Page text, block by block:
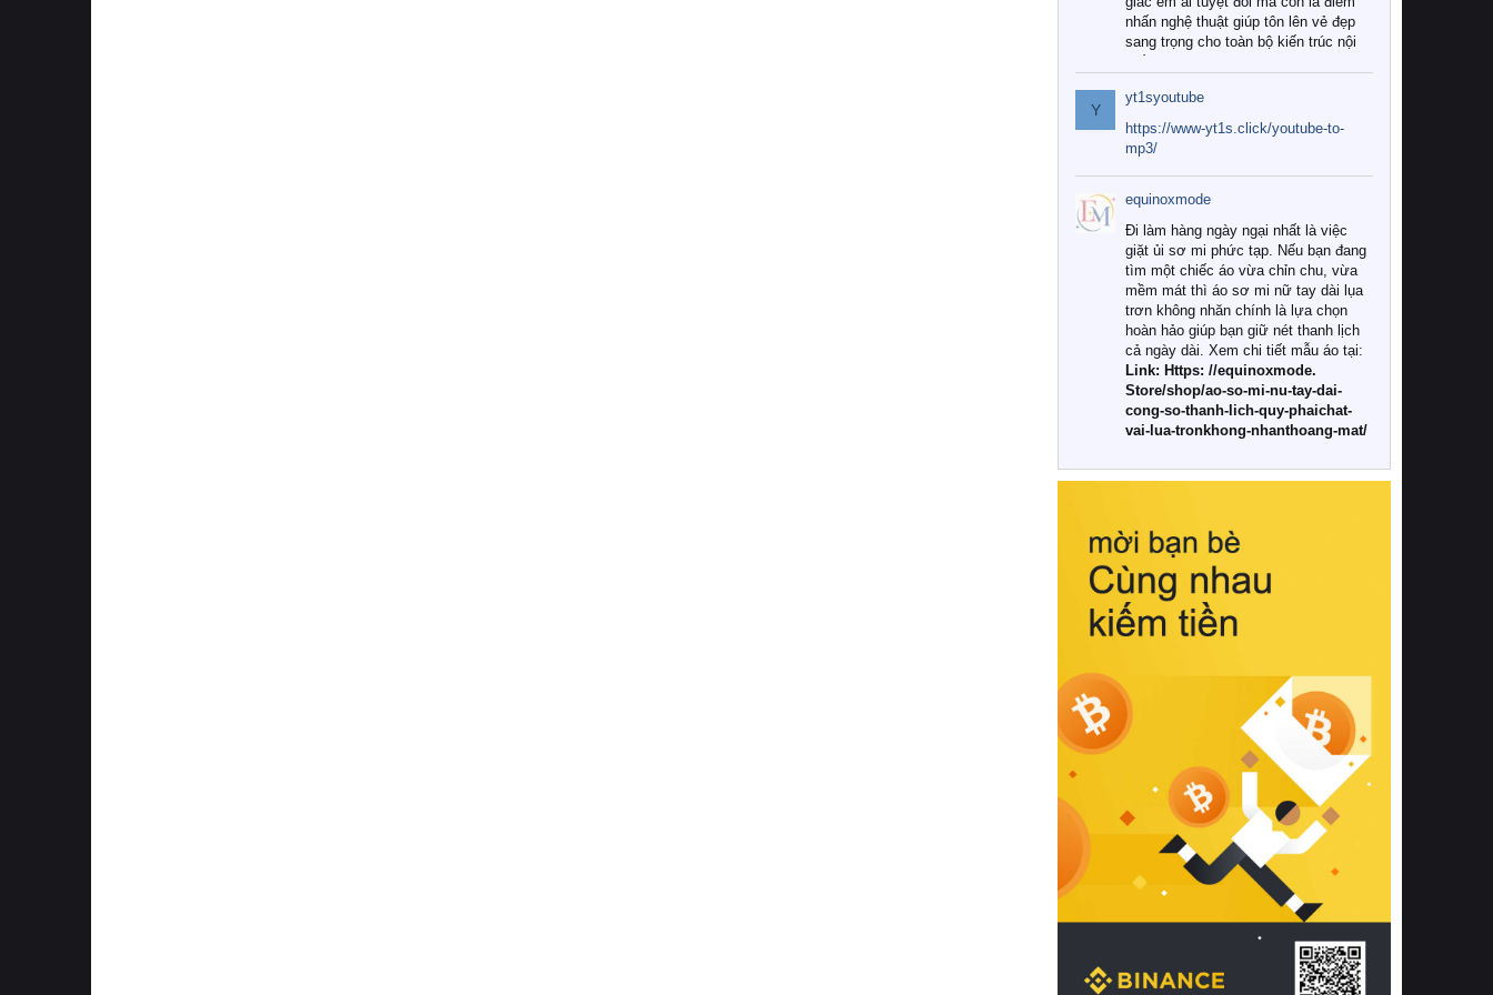
nhấn nghệ thuật giúp tôn lên vẻ đẹp
sang trọng cho toàn bộ kiến trúc nội
Tuy nhiên, giữa thị trường đa dạng
với vô vàn thương hiệu và mẫu mã
như hiện nay, làm thế nào để chọn
được những bộ chăn ga gối đệm cao
cấp thực sự chất lượng, phù hợp với
khí hậu và nhu cầu sử dụng của gia
đình? Hãy cùng chúng tôi đi tìm lời
giải đáp chi tiết qua bài viết dưới đây.
1. Tại sao các gia đình hiện đại lại ưa
chuộng chăn ga gối đệm cao cấp?
Khác với các dòng sản phẩm thông
thường, những bộ chăn ga gối đệm
cao cấp trải qua quy trình sản xuất
nghiêm ngặt từ khâu chọn lọc nguyên
liệu tự nhiên đến công nghệ dệt
nhuộm hiện đại không chứa hóa chất
này, bạn sẽ cảm nhận rõ rệt sự khác
hồi chuẩn xác của phần đệm nâng đỡ
cột sống.
Bên cạnh đó, việc lựa chọn các dòng
sản phẩm đạt chuẩn chất lượng quốc
tế còn giúp ngăn ngừa tình trạng kích
khuẩn và nấm mốc trong điều kiện
thời tiết nóng ẩm. Bạn có thể tìm hiểu
thêm các nghiên cứu khoa học về tác
động của giấc ngủ và môi trường
phòng ngủ đối với sức khỏe con
người tại Sleep Foundation (External
Link) để có cái nhìn toàn diện hơn.
2. Các tiêu chí vàng khi lựa chọn
chăn ga gối đệm cao cấp cho phòng
ngủ
Để sở hữu một bộ chăn ga gối đệm
cao cấp hoàn hảo cả về thẩm mỹ lẫn
công năng, người tiêu dùng cần cân
nhắc kỹ lưỡng các tiêu chí quan trọng
Y
yt1syoutube
https://www-yt1s.click/youtube-to-
mp3/
equinoxmode
Đi làm hàng ngày ngại nhất là việc
giặt ủi sơ mi phức tạp. Nếu bạn đang
tìm một chiếc áo vừa chỉn chu, vừa
mềm mát thì áo sơ mi nữ tay dài lụa
trơn không nhăn chính là lựa chọn
hoàn hảo giúp bạn giữ nét thanh lịch
cả ngày dài. Xem chi tiết mẫu áo tại:
Link: Https: //equinoxmode.
Store/shop/ao-so-mi-nu-tay-dai-
cong-so-thanh-lich-quy-phaichat-
vai-lua-tronkhong-nhanthoang-mat/